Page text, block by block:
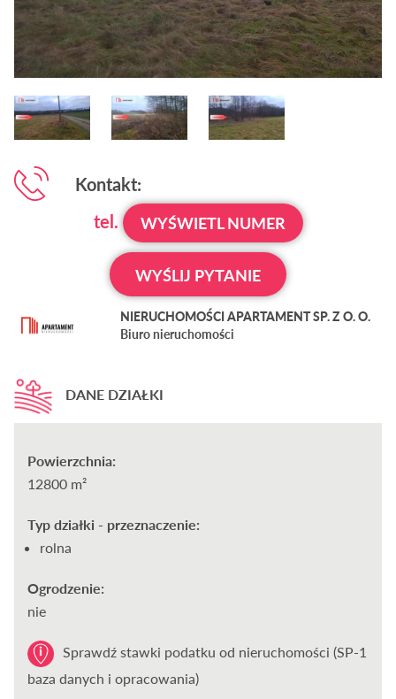
Kontakt:
tel.
WYŚWIETL NUMER
WYŚLIJ PYTANIE
NIERUCHOMOŚCI APARTAMENT SP. Z O. O.
Biuro nieruchomości
DANE DZIAŁKI
Powierzchnia:
12800 m²
Typ działki - przeznaczenie:
rolna
Ogrodzenie:
nie
Sprawdź stawki podatku od nieruchomości (SP-1
baza danych i opracowania)